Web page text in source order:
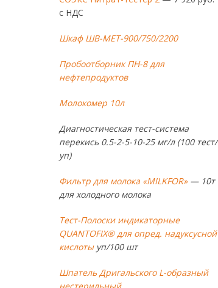
с НДС
Шкаф ШВ-МЕТ-900/750/2200
Пробоотборник ПН-8 для
нефтепродуктов
Молокомер 10л
Диагностическая тест-система
перекись 0.5-2-5-10-25 мг/л (100 тест/
уп)
Фильтр для молока «MILKFOR»— 10т
для холодного молока
Тест-Полоски индикаторные
QUANTOFIX® для опред. надуксусной
кислотыуп/100 шт
Шпатель Дригальского L-образный
нестерильный